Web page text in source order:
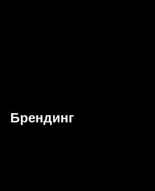
Брендинг